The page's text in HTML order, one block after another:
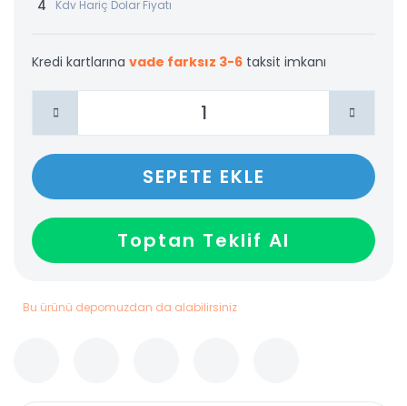
4 Kdv Hariç Dolar Fiyatı
Kredi kartlarına vade farksız 3-6 taksit imkanı
SEPETE EKLE
Toptan Teklif Al
Bu ürünü depomuzdan da alabilirsiniz